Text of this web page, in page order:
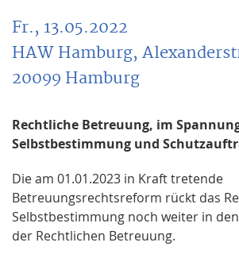
Fr., 13.05.2022
HAW Hamburg,
20099 Hamburg
Rechtliche Betreuung, im
Selbstbestimmung und
Die am 01.01.2023 in Kraft tretende
Betreuungsrechtsreform rückt das
Selbstbestimmung noch weiter in
der Rechtlichen Betreuung.